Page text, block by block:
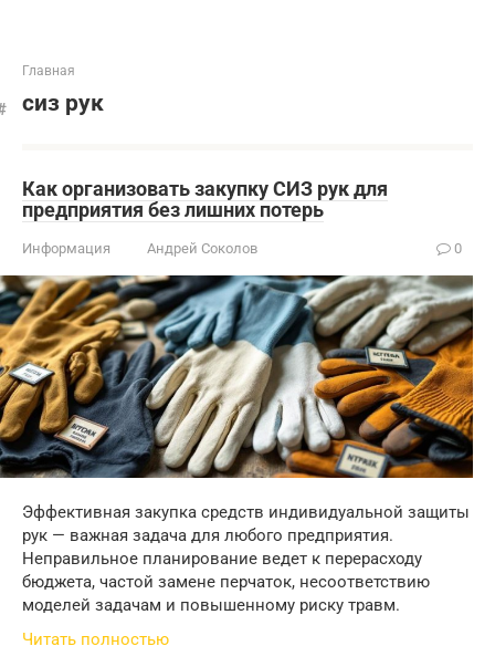
Главная
сиз рук
Как организовать закупку СИЗ рук для
предприятия без лишних потерь
Информация Андрей Соколов 0
Эффективная закупка средств индивидуальной защиты
рук — важная задача для любого предприятия.
Неправильное планирование ведет к перерасходу
бюджета, частой замене перчаток, несоответствию
моделей задачам и повышенному риску травм.
Читать полностью